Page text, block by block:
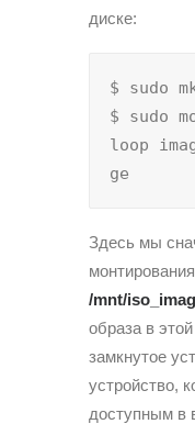
диске:
$ sudo
$ sudo
loop
ge
Здесь мы
/mnt/
образа в
замкнутое
устройство,
доступным в